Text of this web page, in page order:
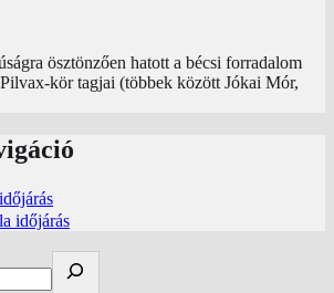
ösztönzően hatott a bécsi forradalom
kör tagjai (többek között Jókai Mór,
időjárás